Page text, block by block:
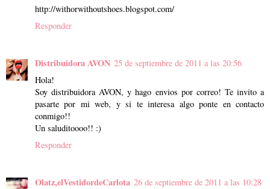
http://withorwithoutshoes.blogspot.com/
Responder
Distribuidora AVON 25 de septiembre de 2011 a las 20:56
Hola!
Soy distribuidora AVON, y hago envios por correo! Te invito a
pasarte por mi web, y si te interesa algo ponte en contacto
conmigo!!
Un saluditoooo!! :)
Responder
Olatz,elVestidordeCarlota 26 de septiembre de 2011 a las 10:28